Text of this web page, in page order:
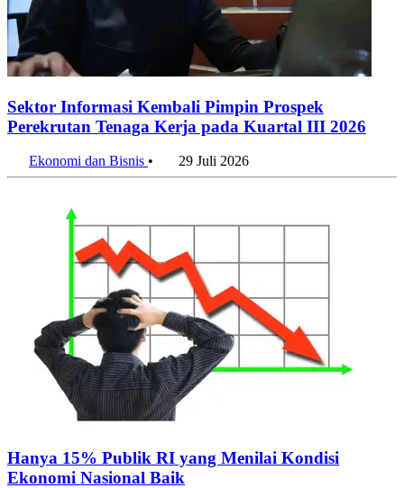
Sektor Informasi Kembali Pimpin Prospek
Perekrutan Tenaga Kerja pada Kuartal III 2026
Ekonomi dan Bisnis • 29 Juli 2026
Hanya 15% Publik RI yang Menilai Kondisi
Ekonomi Nasional Baik